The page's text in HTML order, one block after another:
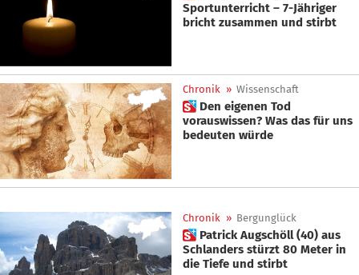
Sportunterricht – 7-Jähriger
bricht zusammen und stirbt
Chronik » Wissenschaft
 Den eigenen Tod
vorauswissen? Was das für uns
bedeuten würde
Chronik » Bergunglück
 Patrick Augschöll (40) aus
Schlanders stürzt 80 Meter in
die Tiefe und stirbt